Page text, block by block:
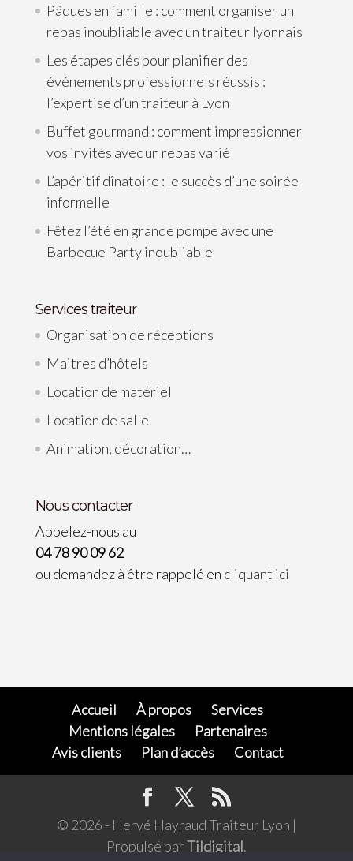
Pâques en famille : comment organiser un
repas inoubliable avec un traiteur lyonnais
Les étapes clés pour planifier des
événements professionnels réussis :
l’expertise d’un traiteur à Lyon
Buffet gourmand : comment impressionner
vos invités avec un repas varié
L’apéritif dînatoire : le succès d’une soirée
informelle
Fêtez l’été en grande pompe avec une
Barbecue Party inoubliable
Services traiteur
Organisation de réceptions
Maitres d’hôtels
Location de matériel
Location de salle
Animation, décoration…
Nous contacter
Appelez-nous au
04 78 90 09 62
ou demandez à être rappelé en cliquant ici
Accueil À propos
Services
Mentions légales
Partenaires
Avis clients
Plan d’accès Contact
© 2026 - Hervé Hayraud Traiteur Lyon |
Propulsé parTildigital.